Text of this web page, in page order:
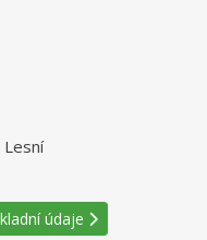
Lesní
údaje